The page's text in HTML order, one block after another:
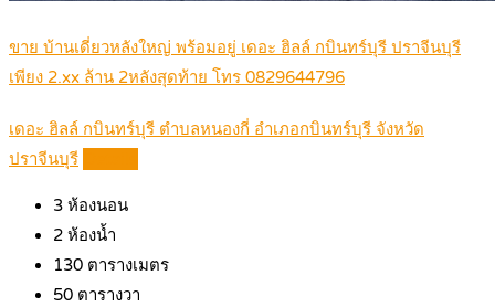
ขาย บ้านเดี่ยวหลังใหญ่ พร้อมอยู่ เดอะ ฮิลล์ กบินทร์บุรี ปราจีนบุรี
เพียง 2.xx ล้าน 2หลังสุดท้าย โทร 0829644796
เดอะ ฮิลล์ กบินทร์บุรี ตำบลหนองกี่ อำเภอกบินทร์บุรี จังหวัด
ปราจีนบุรี
3 ห้องนอน
2 ห้องน้ำ
130 ตารางเมตร
50 ตารางวา